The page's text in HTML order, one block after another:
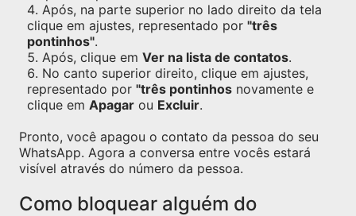
Após, na parte superior no lado direito da tela
clique em ajustes, representado por "três
pontinhos".
Após, clique em Ver na lista de contatos.
No canto superior direito, clique em ajustes,
representado por "três pontinhos novamente e
clique em Apagar ou Excluir.
Pronto, você apagou o contato da pessoa do seu
WhatsApp. Agora a conversa entre vocês estará
visível através do número da pessoa.
Como bloquear alguém do